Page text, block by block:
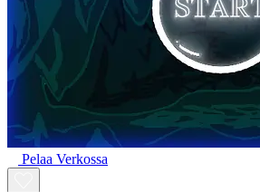
Pelaa Verkossa